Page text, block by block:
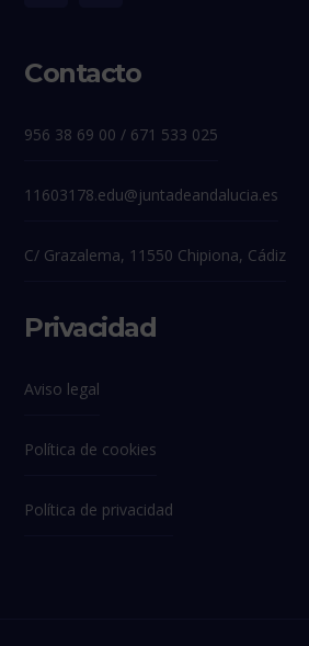
Contacto
956 38 69 00 / 671 533 025
11603178.edu@juntadeandalucia.es
C/ Grazalema, 11550 Chipiona, Cádiz
Privacidad
Aviso legal
Política de cookies
Política de privacidad